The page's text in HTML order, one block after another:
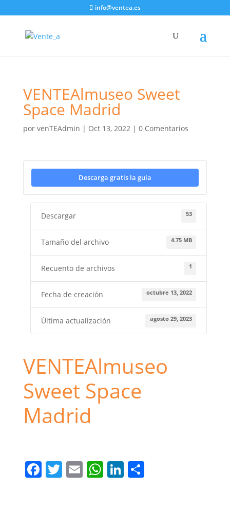
info@ventea.es
VENTEAlmuseo Sweet
Space Madrid
por venTEAdmin | Oct 13, 2022| 0 Comentarios
Descarga gratis la guía
Descargar 53
Tamaño del archivo 4.75 MB
Recuento de archivos 1
Fecha de creación octubre 13, 2022
Última actualización agosto 29, 2023
VENTEAlmuseo
Sweet Space
Madrid
F T E W Li C